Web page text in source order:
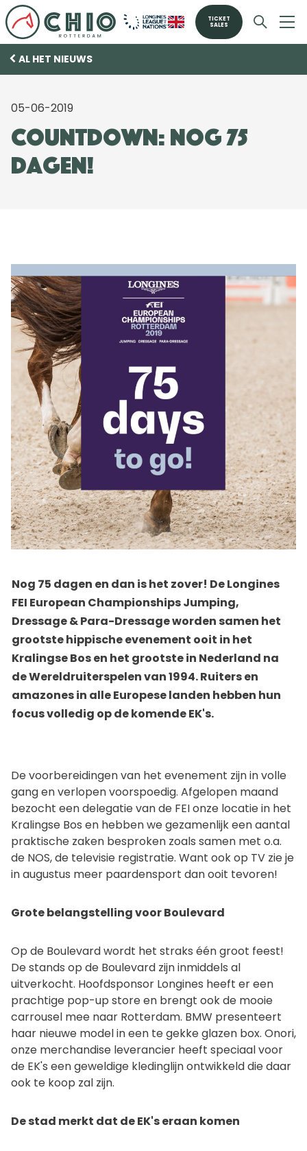
TICKET
SALES
AL HET NIEUWS
05-06-2019
COUNTDOWN: Nog 75
dagen!
Nog 75 dagen en dan is het zover! De Longines
FEI European Championships Jumping,
Dressage & Para-Dressage worden samen het
grootste hippische evenement ooit in het
Kralingse Bos en het grootste in Nederland na
de Wereldruiterspelen van 1994. Ruiters en
amazones in alle Europese landen hebben hun
focus volledig op de komende EK's.
De voorbereidingen van het evenement zijn in volle
gang en verlopen voorspoedig. Afgelopen maand
bezocht een delegatie van de FEI onze locatie in het
Kralingse Bos en hebben we gezamenlijk een aantal
praktische zaken besproken zoals samen met o.a.
de NOS, de televisie registratie. Want ook op TV zie je
in augustus meer paardensport dan ooit tevoren!
Grote belangstelling voor Boulevard
Op de Boulevard wordt het straks één groot feest!
De stands op de Boulevard zijn inmiddels al
uitverkocht. Hoofdsponsor Longines heeft er een
prachtige pop-up store en brengt ook de mooie
carrousel mee naar Rotterdam. BMW presenteert
haar nieuwe model in een te gekke glazen box. Onori,
onze merchandise leverancier heeft speciaal voor
de EK's een geweldige kledinglijn ontwikkeld die daar
ook te koop zal zijn.
De stad merkt dat de EK's eraan komen